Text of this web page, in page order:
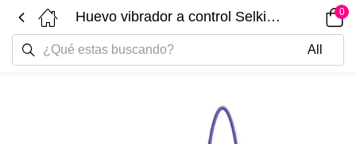
Huevo vibrador a control Selkie PRETTYLOVE BI-014865WL 0